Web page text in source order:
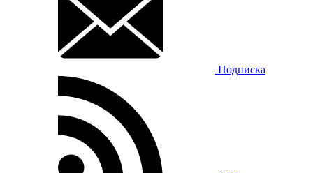
Подписка